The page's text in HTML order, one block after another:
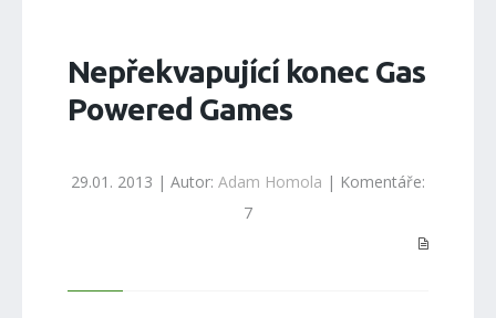
Nepřekvapující konec Gas
Powered Games
29.01. 2013 | Autor: Adam Homola | Komentáře:
7